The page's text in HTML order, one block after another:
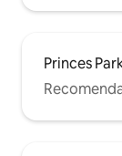
Woodstock
Quarry Pub, o
nuestro
(heladería,
panadería,
Princes